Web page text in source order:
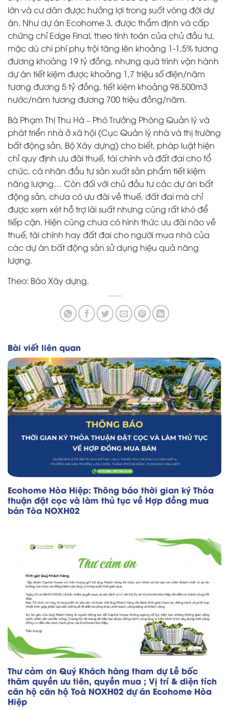
lớn và cư dân được hưởng lợi trong suốt vòng đời dự
án. Như dự án Ecohome 3, được thẩm định và cấp
chứng chỉ Edge Final, theo tính toán của chủ đầu tư,
mặc dù chi phí phụ trội tăng lên khoảng 1-1,5% tương
đương khoảng 19 tỷ đồng, nhưng quá trình vận hành
dự án tiết kiệm được khoảng 1,7 triệu số điện/năm
tương đương 5 tỷ đồng, tiết kiệm khoảng 98.500m3
nước/năm tương đương 700 triệu đồng/năm.
Bà Phạm Thị Thu Hà – Phó Trưởng Phòng Quản lý và
phát triển nhà ở xã hội (Cục Quản lý nhà và thị trường
bất động sản, Bộ Xây dựng) cho biết, pháp luật hiện
chỉ quy định ưu đãi thuế, tài chính và đất đai cho tổ
chức, cá nhân đầu tư sản xuất sản phẩm tiết kiệm
năng lượng… Còn đối với chủ đầu tư các dự án bất
động sản, chưa có ưu đãi về thuế, đất đai mà chỉ
được xem xét hỗ trợ lãi suất nhưng cũng rất khó để
tiếp cận. Hiện cũng chưa có hình thức ưu đãi nào về
thuế, tài chính hay đất đai cho người mua nhà của
các dự án bất động sản sử dụng hiệu quả năng
lượng.
Theo: Báo Xây dựng.
Bài viết liên quan
Ecohome Hòa Hiệp: Thông báo thời gian ký Thỏa
thuận đặt cọc và làm thủ tục về Hợp đồng mua
bán Tòa NOXH02
Thư cảm ơn Quý Khách hàng tham dự Lễ bốc
thăm quyền ưu tiên, quyền mua ; Vị trí & diện tích
căn hộ căn hộ Toà NOXH02 dự án Ecohome Hòa
Hiệp